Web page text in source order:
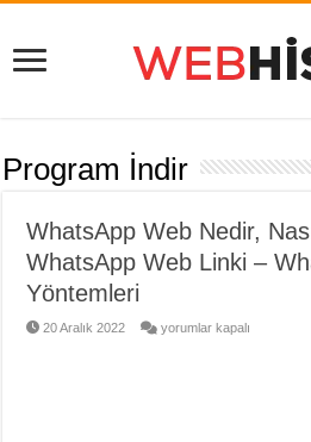
Program İndir
WhatsApp Web Nedir,
WhatsApp Web Linki –
Yöntemleri
20 Aralık 2022
WhatsApp
yorumlar kapalı